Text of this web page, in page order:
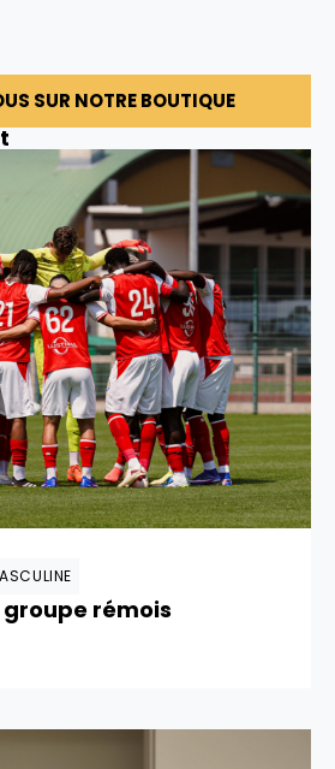
SUR NOTRE BOUTIQUE
groupe rémois